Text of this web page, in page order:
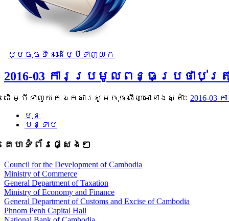
សូមចុចទីនេះដើម្បីទាញយក
2016-03 ការប្រមូលពន្ធប្រថាប់ត្រ
ដើម្បីទាញយកឯកសារសូមចុចលើឈ្មោះខាងស្តាំ៖ 2016-
មុន
បន្ទាប់
គេហទំព័រផ្សេងៗ
Council for the Development of Cambodia
Ministry of Commerce
General Department of Taxation
Ministry of Economy and Finance
General Department of Customs and Excise of Cambodia
Phnom Penh Capital Hall